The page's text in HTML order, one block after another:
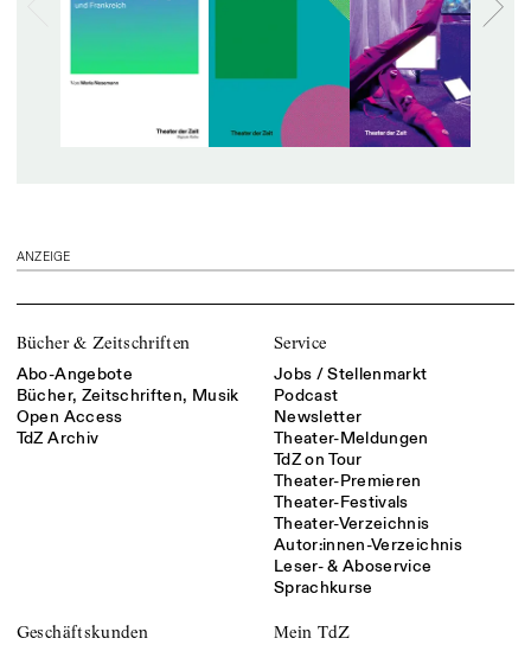
ANZEIGE
Bücher & Zeitschriften
Abo-Angebote
Bücher, Zeitschriften, Musik
Open Access
TdZ Archiv
Service
Jobs / Stellenmarkt
Podcast
Newsletter
Theater-Meldungen
TdZ on Tour
Theater-Premieren
Theater-Festivals
Theater-Verzeichnis
Autor:innen-Verzeichnis
Leser- & Aboservice
Sprachkurse
Geschäftskunden Mein TdZ